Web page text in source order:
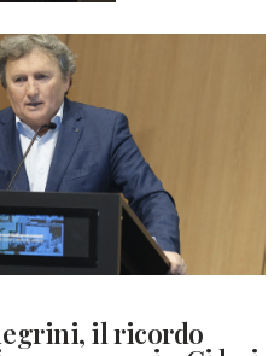
il ricordo